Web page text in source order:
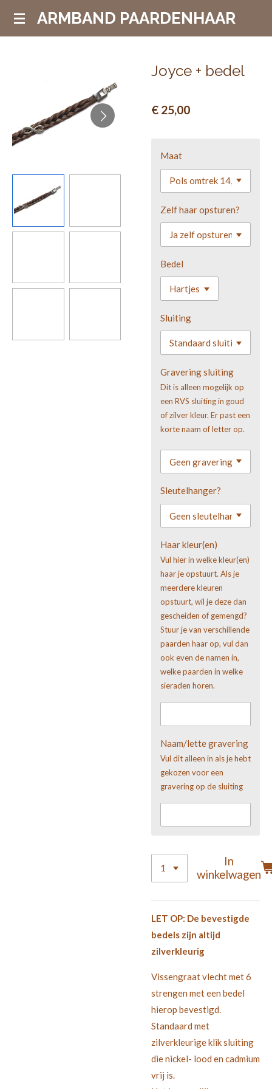
Ga
ARMBAND PAARDENHAAR
Joyce + bedel
€ 25,00
Maat
Zelf haar opsturen?
Bedel
Sluiting
Gravering sluiting
Dit is alleen mogelijk op
een RVS sluiting in goud
of zilver kleur. Er past een
korte naam of letter op.
Sleutelhanger?
Haar kleur(en)
Vul hier in welke kleur(en)
haar je opstuurt. Als je
meerdere kleuren
opstuurt, wil je deze dan
gescheiden of gemengd?
Stuur je van verschillende
paarden haar op, vul dan
ook even de namen in,
welke paarden in welke
sieraden horen.
Naam/lette gravering
Vul dit alleen in als je hebt
gekozen voor een
gravering op de sluiting
In
winkelwagen
LET OP: De bevestigde
bedels zijn altijd
zilverkleurig
Vissengraat vlecht met 6
strengen met een bedel
hierop bevestigd.
Standaard met
zilverkleurige klik sluiting
die nickel- lood en cadmium
vrij is.